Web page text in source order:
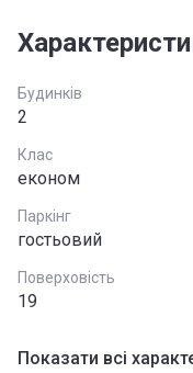
Будинків
2
Клас
економ
Паркінг
гостьовий
Поверховість
19
Показати всі